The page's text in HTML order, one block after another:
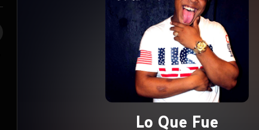
Lo Que Fue